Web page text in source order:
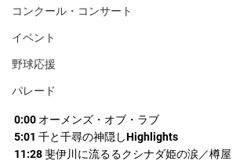
コンクール・コンサート
イベント
野球応援
パレード
0:00 オーメンズ・オブ・ラブ
5:01 千と千尋の神隠しHighlights
11:28 斐伊川に流るるクシナダ姫の涙／樽屋